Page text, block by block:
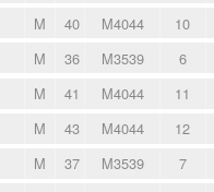
M 40 M4044 10
M 36 M3539 6
M 41 M4044 11
M 43 M4044 12
M 37 M3539 7